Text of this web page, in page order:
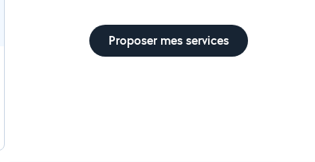
Proposer mes services